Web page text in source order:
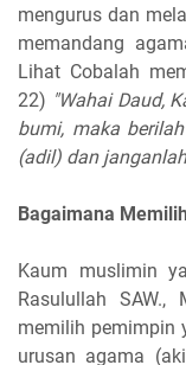
mengurus dan
memandang
Lihat Cobalah
22) "Wahai Daud,
bumi, maka
(adil) dan
Bagaimana
Kaum muslimin
Rasulullah
memilih pemimpin
urusan agama